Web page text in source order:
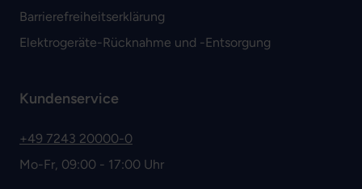
Barrierefreiheitserklärung
Elektrogeräte-Rücknahme und -Entsorgung
Kundenservice
+49 7243 20000-0
Mo-Fr, 09:00 - 17:00 Uhr